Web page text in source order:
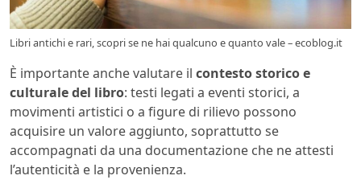
Libri antichi e rari, scopri se ne hai qualcuno e quanto vale – ecoblog.it
È importante anche valutare il contesto storico e
culturale del libro: testi legati a eventi storici, a
movimenti artistici o a figure di rilievo possono
acquisire un valore aggiunto, soprattutto se
accompagnati da una documentazione che ne attesti
l’autenticità e la provenienza.